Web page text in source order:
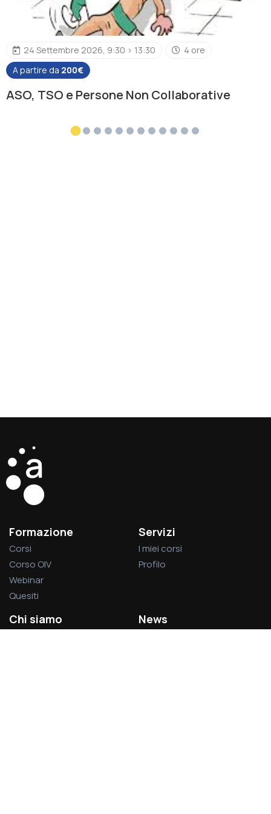
24 Settembre 2026, 9:30 > 13:30
4 ore
A partire da 200€
ASO, TSO e Persone Non Collaborative
Formazione
Corsi
Corso OIV
Webinar
Quesiti
Servizi
I miei corsi
Profilo
Chi siamo News